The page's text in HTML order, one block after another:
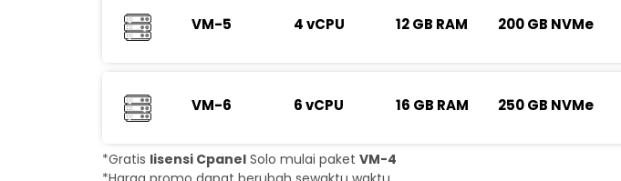
VM-5 4 vCPU 12 GB RAM 200 GB NVMe
VM-6 6 vCPU 16 GB RAM 250 GB NVMe
*Gratis lisensi Cpanel Solo mulai paket VM-4